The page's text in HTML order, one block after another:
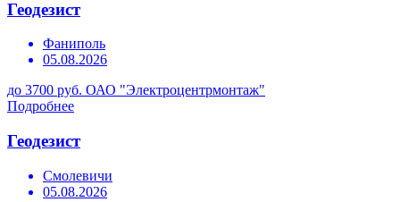
Геодезист
Фаниполь
05.08.2026
до 3700 руб. ОАО "Электроцентрмонтаж"
Подробнее
Геодезист
Смолевичи
05.08.2026